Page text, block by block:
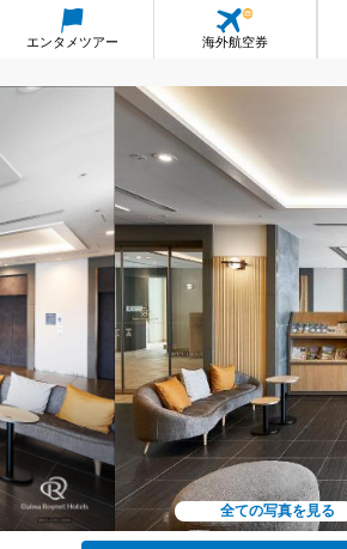
エンタメツアー 海外航空券
全ての写真を見る